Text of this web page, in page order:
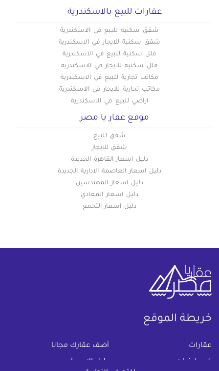
عقارات للبيع بالاسكندرية
شقق سكنيه للبيع في الاسكندرية
شقق سكنية للايجار في الاسكندرية
فلل سكنية للبيع في الاسكندرية
فلل سكنية للايجار في الاسكندرية
مكاتب تجارية للبيع في الاسكندرية
مكاتب تجارية للايجار في الاسكندرية
اراضي للبيع في الاسكندرية
موقع عقار يا مصر
شقق للبيع
شقق للايجار
دليل اسعار القاهرة الجديدة
دليل اسعار العاصمة الادارية الجديدة
دليل اسعار المهندسين
دليل اسعار المعادي
دليل اسعار التجمع
خريطة الموقع
عقارات أضف عقارك مجانا
كومباوندات دليل الاسعار